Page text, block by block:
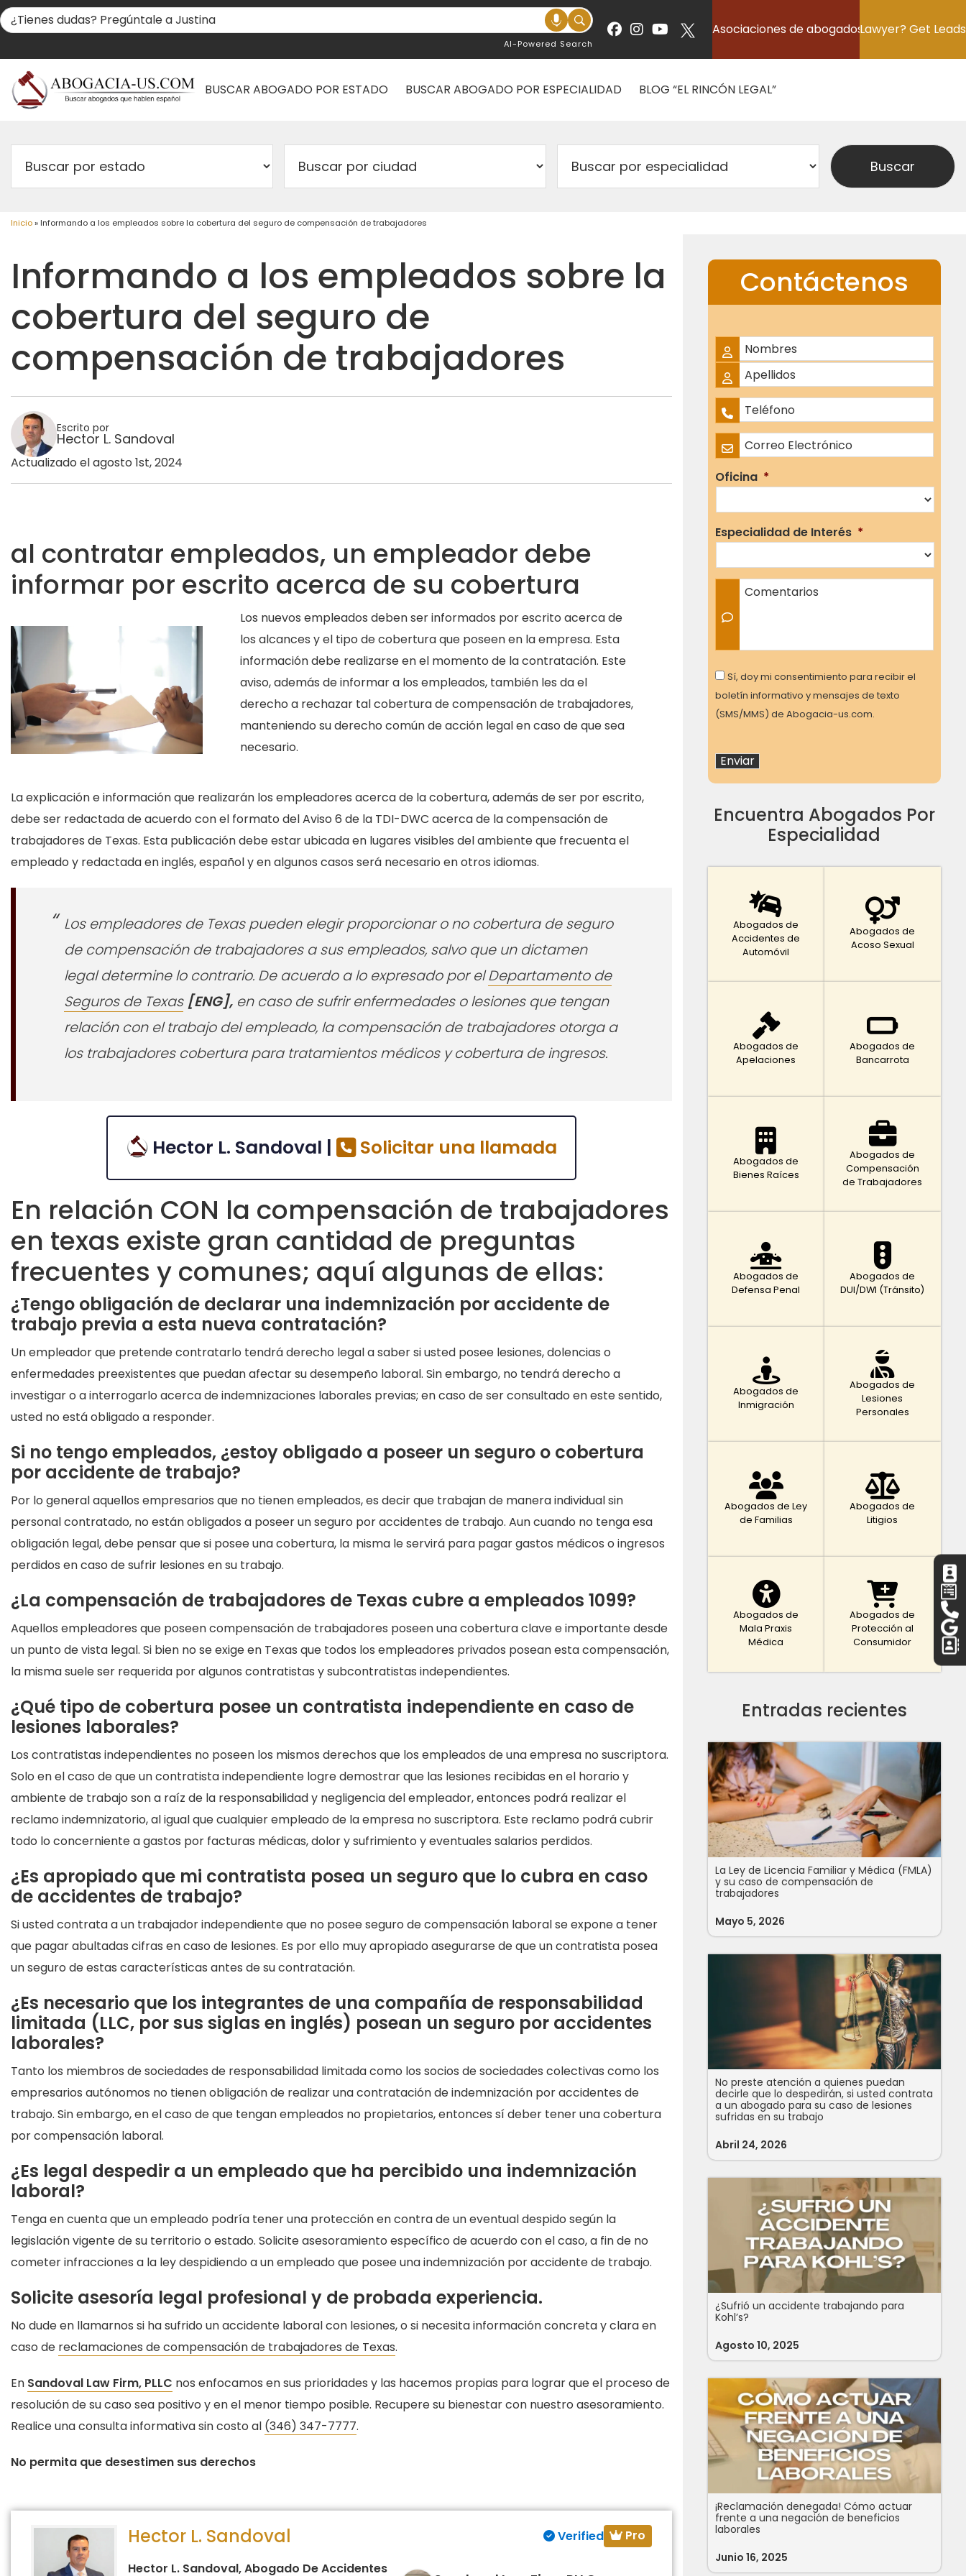
AI-Powered Search
Asociaciones de abogadosLawyer? Get Leads
BUSCAR ABOGADO POR ESTADO BUSCAR ABOGADO POR ESPECIALIDAD BLOG “EL RINCÓN LEGAL”
Inicio» Informando a los empleados sobre la cobertura del seguro de compensación de trabajadores
Informando a los empleados sobre la
cobertura del seguro de
compensación de trabajadores
Escrito por
Hector L. Sandoval
Actualizado el agosto 1st, 2024
al contratar empleados, un empleador debe
informar por escrito acerca de su cobertura
Los nuevos empleados deben ser informados por escrito acerca de
los alcances y el tipo de cobertura que poseen en la empresa. Esta
información debe realizarse en el momento de la contratación. Este
aviso, además de informar a los empleados, también les da el
derecho a rechazar tal cobertura de compensación de trabajadores,
manteniendo su derecho común de acción legal en caso de que sea
necesario.
La explicación e información que realizarán los empleadores acerca de la cobertura, además de ser por escrito,
debe ser redactada de acuerdo con el formato del Aviso 6 de la TDI-DWC acerca de la compensación de
trabajadores de Texas. Esta publicación debe estar ubicada en lugares visibles del ambiente que frecuenta el
empleado y redactada en inglés, español y en algunos casos será necesario en otros idiomas.
Los empleadores de Texas pueden elegir proporcionar o no cobertura de seguro
de compensación de trabajadores a sus empleados, salvo que un dictamen
legal determine lo contrario. De acuerdo a lo expresado por elDepartamento de
Seguros de Texas [ENG], en caso de sufrir enfermedades o lesiones que tengan
relación con el trabajo del empleado, la compensación de trabajadores otorga a
los trabajadores cobertura para tratamientos médicos y cobertura de ingresos.
Hector L. Sandoval | Solicitar una llamada
En relación CON la compensación de trabajadores
en texas existe gran cantidad de preguntas
frecuentes y comunes; aquí algunas de ellas:
¿Tengo obligación de declarar una indemnización por accidente de
trabajo previa a esta nueva contratación?
Un empleador que pretende contratarlo tendrá derecho legal a saber si usted posee lesiones, dolencias o
enfermedades preexistentes que puedan afectar su desempeño laboral. Sin embargo, no tendrá derecho a
investigar o a interrogarlo acerca de indemnizaciones laborales previas; en caso de ser consultado en este sentido,
usted no está obligado a responder.
Si no tengo empleados, ¿estoy obligado a poseer un seguro o cobertura
por accidente de trabajo?
Por lo general aquellos empresarios que no tienen empleados, es decir que trabajan de manera individual sin
personal contratado, no están obligados a poseer un seguro por accidentes de trabajo. Aun cuando no tenga esa
obligación legal, debe pensar que si posee una cobertura, la misma le servirá para pagar gastos médicos o ingresos
perdidos en caso de sufrir lesiones en su trabajo.
¿La compensación de trabajadores de Texas cubre a empleados 1099?
Aquellos empleadores que poseen compensación de trabajadores poseen una cobertura clave e importante desde
un punto de vista legal. Si bien no se exige en Texas que todos los empleadores privados posean esta compensación,
la misma suele ser requerida por algunos contratistas y subcontratistas independientes.
¿Qué tipo de cobertura posee un contratista independiente en caso de
lesiones laborales?
Los contratistas independientes no poseen los mismos derechos que los empleados de una empresa no suscriptora.
Solo en el caso de que un contratista independiente logre demostrar que las lesiones recibidas en el horario y
ambiente de trabajo son a raíz de la responsabilidad y negligencia del empleador, entonces podrá realizar el
reclamo indemnizatorio, al igual que cualquier empleado de la empresa no suscriptora. Este reclamo podrá cubrir
todo lo concerniente a gastos por facturas médicas, dolor y sufrimiento y eventuales salarios perdidos.
¿Es apropiado que mi contratista posea un seguro que lo cubra en caso
de accidentes de trabajo?
Si usted contrata a un trabajador independiente que no posee seguro de compensación laboral se expone a tener
que pagar abultadas cifras en caso de lesiones. Es por ello muy apropiado asegurarse de que un contratista posea
un seguro de estas características antes de su contratación.
¿Es necesario que los integrantes de una compañía de responsabilidad
limitada (LLC, por sus siglas en inglés) posean un seguro por accidentes
laborales?
Tanto los miembros de sociedades de responsabilidad limitada como los socios de sociedades colectivas como los
empresarios autónomos no tienen obligación de realizar una contratación de indemnización por accidentes de
trabajo. Sin embargo, en el caso de que tengan empleados no propietarios, entonces sí deber tener una cobertura
por compensación laboral.
¿Es legal despedir a un empleado que ha percibido una indemnización
laboral?
Tenga en cuenta que un empleado podría tener una protección en contra de un eventual despido según la
legislación vigente de su territorio o estado. Solicite asesoramiento específico de acuerdo con el caso, a fin de no
cometer infracciones a la ley despidiendo a un empleado que posee una indemnización por accidente de trabajo.
Solicite asesoría legal profesional y de probada experiencia.
No dude en llamarnos si ha sufrido un accidente laboral con lesiones, o si necesita información concreta y clara en
caso de reclamaciones de compensación de trabajadores de Texas.
En Sandoval Law Firm, PLLC nos enfocamos en sus prioridades y las hacemos propias para lograr que el proceso de
resolución de su caso sea positivo y en el menor tiempo posible. Recupere su bienestar con nuestro asesoramiento.
Realice una consulta informativa sin costo al (346) 347-7777.
No permita que desestimen sus derechos
Hector L. Sandoval Verified
Pro
Hector L. Sandoval, Abogado De Accidentes
Contáctenos
Nombre Completo
Nombres
Apellidos
Teléfono *
Correo Electrónico *
Oficina *
Especialidad de Interés *
Comentarios
Consent
Sí, doy mi consentimiento para recibir el
boletín informativo y mensajes de texto
(SMS/MMS) de Abogacia-us.com.
Encuentra Abogados Por
Especialidad
Abogados de
Accidentes de
Automóvil
Abogados de
Acoso Sexual
Abogados de
Apelaciones
Abogados de
Bancarrota
Abogados de
Bienes Raíces
Abogados de
Compensación
de Trabajadores
Abogados de
Defensa Penal
Abogados de
DUI/DWI (Tránsito)
Abogados de
Inmigración
Abogados de
Lesiones
Personales
Abogados de Ley
de Familias
Abogados de
Litigios
Abogados de
Mala Praxis
Médica
Abogados de
Protección al
Consumidor
Entradas recientes
La Ley de Licencia Familiar y Médica (FMLA)
y su caso de compensación de
trabajadores
Mayo 5, 2026
No preste atención a quienes puedan
decirle que lo despedirán, si usted contrata
a un abogado para su caso de lesiones
sufridas en su trabajo
Abril 24, 2026
¿Sufrió un accidente trabajando para
Kohl’s?
Agosto 10, 2025
¡Reclamación denegada! Cómo actuar
frente a una negación de beneficios
laborales
Junio 16, 2025